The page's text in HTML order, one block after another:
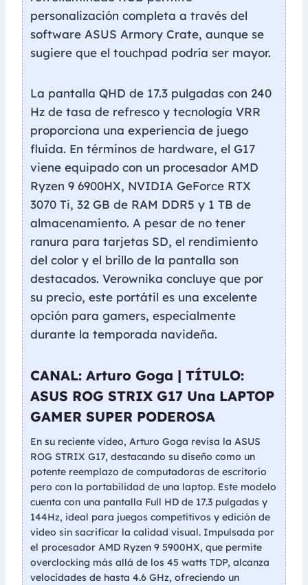
personalización completa a través del
software ASUS Armory Crate, aunque se
sugiere que el touchpad podría ser mayor.
La pantalla QHD de 17.3 pulgadas con 240
Hz de tasa de refresco y tecnología VRR
proporciona una experiencia de juego
fluida. En términos de hardware, el G17
viene equipado con un procesador AMD
Ryzen 9 6900HX, NVIDIA GeForce RTX
3070 Ti, 32 GB de RAM DDR5 y 1 TB de
almacenamiento. A pesar de no tener
ranura para tarjetas SD, el rendimiento
del color y el brillo de la pantalla son
destacados. Verownika concluye que por
su precio, este portátil es una excelente
opción para gamers, especialmente
durante la temporada navideña.
CANAL: Arturo Goga | TÍTULO:
ASUS ROG STRIX G17 Una LAPTOP
GAMER SUPER PODEROSA
En su reciente video, Arturo Goga revisa la ASUS
ROG STRIX G17, destacando su diseño como un
potente reemplazo de computadoras de escritorio
pero con la portabilidad de una laptop. Este modelo
cuenta con una pantalla Full HD de 17.3 pulgadas y
144Hz, ideal para juegos competitivos y edición de
video sin sacrificar la calidad visual. Impulsada por
el procesador AMD Ryzen 9 5900HX, que permite
overclocking más allá de los 45 watts TDP, alcanza
velocidades de hasta 4.6 GHz, ofreciendo un